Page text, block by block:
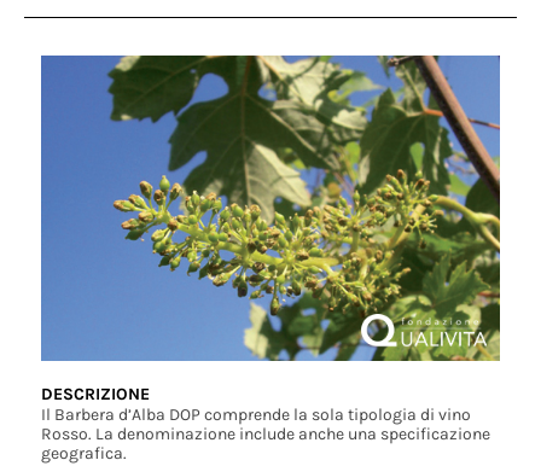
DESCRIZIONE
Il Barbera d’Alba DOP comprende la sola tipologia di vino
Rosso. La denominazione include anche una specificazione
geografica.